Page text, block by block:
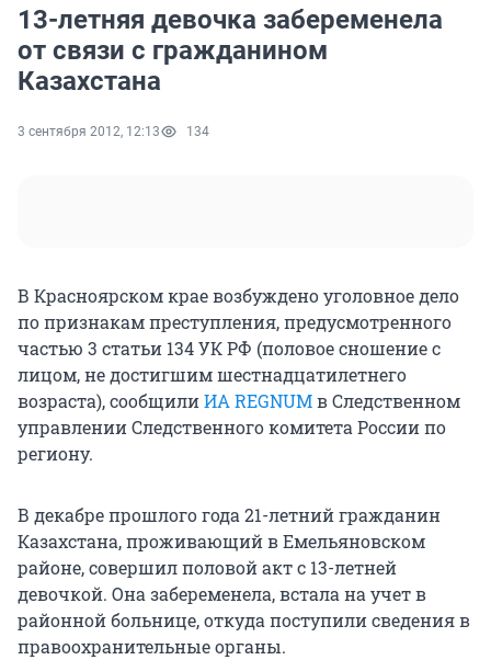
13-летняя девочка забеременела
от связи с гражданином
Казахстана
3 сентября 2012, 12:13 134
В Красноярском крае возбуждено уголовное дело
по признакам преступления, предусмотренного
частью 3 статьи 134 УК РФ (половое сношение с
лицом, не достигшим шестнадцатилетнего
возраста), сообщилиИА REGNUMв Следственном
управлении Следственного комитета России по
региону.
В декабре прошлого года 21-летний гражданин
Казахстана, проживающий в Емельяновском
районе, совершил половой акт с 13-летней
девочкой. Она забеременела, встала на учет в
районной больнице, откуда поступили сведения в
правоохранительные органы.